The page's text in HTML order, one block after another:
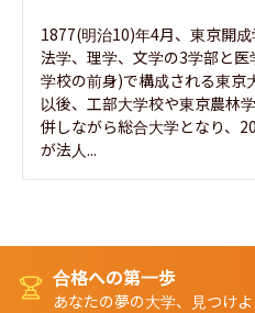
1877(明治10)年4月、東京開成
法学、理学、文学の3学部と
学校の前身)で構成される東京
以後、工部大学校や東京農林
併しながら総合大学となり、
が法人...
合格への第一歩
あなたの夢の大学、見つけよ